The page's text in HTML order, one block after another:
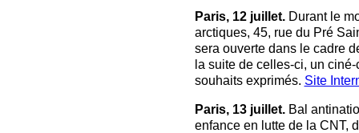
Paris, 12 juillet.Durant le
arctiques, 45, rue du Pré
sera ouverte dans le cadre
la suite de celles-ci, un
souhaits exprimés. Site
Paris, 13 juillet.Bal
enfance en lutte de la CNT,